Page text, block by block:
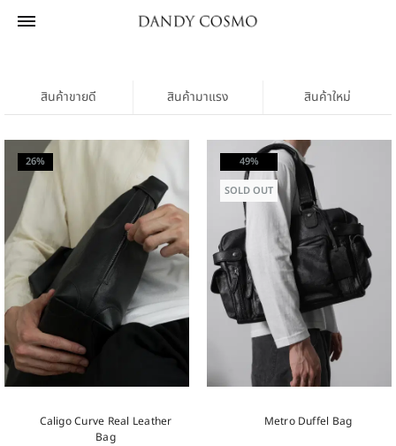
สินค้าขายดี สินค้ามาแรง สินค้าใหม่
26%
Caligo Curve Real Leather
Bag
49%
SOLD OUT
Metro Duffel Bag